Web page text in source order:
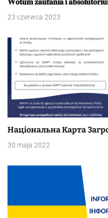
23 czerwca 2023
Національна Kapтa
30 maja 2022